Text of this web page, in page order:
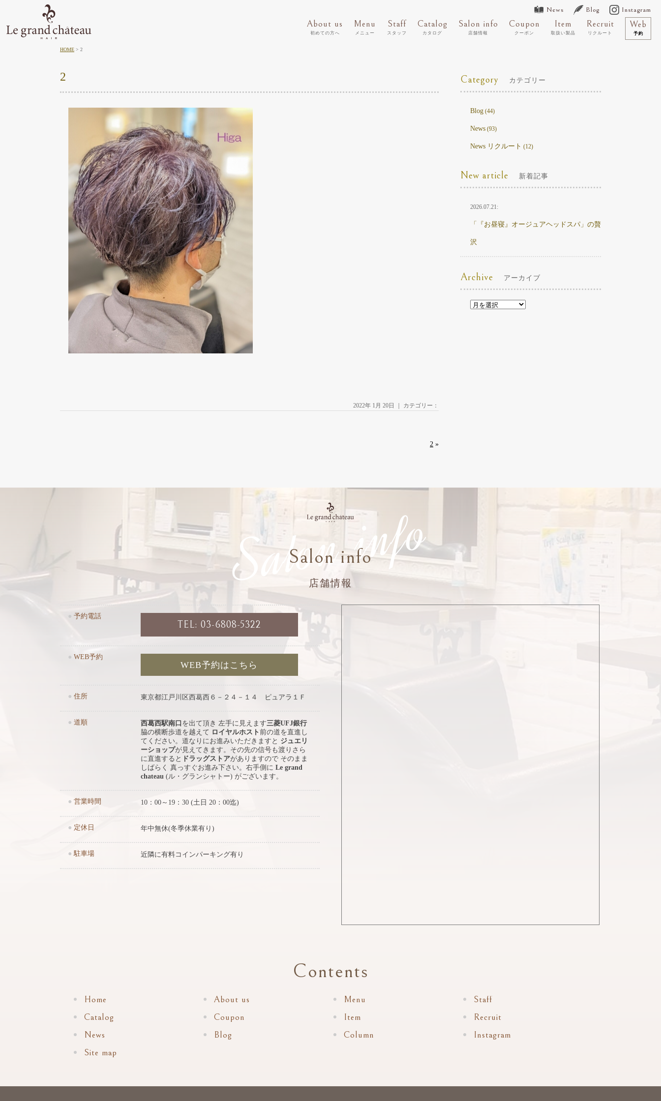
News Blog Instagram
About us
初めての方へ
Menu
メニュー
Staff
スタッフ
Catalog
カタログ
Salon info
店舗情報
Coupon
クーポン
Item
取扱い製品
Recruit
リクルート
Web
予約
HOME 2
2
2022年 1月 20日 ｜ カテゴリー：
2 »
Category カテゴリー
Blog (44)
News (93)
News リクルート (12)
New article 新着記事
2026.07.21:
「『お昼寝』オージュアヘッドスパ」の贅
沢
Archive アーカイブ
Salon info
Salon info
店舗情報
● 予約電話
TEL: 03-6808-5322
● WEB予約
WEB予約はこちら
● 住所 東京都江戸川区西葛西６－２４－１４ ピュアラ１Ｆ
● 道順 西葛西駅南口 を出て頂き 左手に見えます三菱UFJ銀行
脇の横断歩道を越えて ロイヤルホスト 前の道を直進し
てください。道なりにお進みいただきますと ジュエリ
ーショップが見えてきます。その先の信号も渡りさら
に直進すると ドラッグストアがありますので そのまま
しばらく 真っすぐお進み下さい。右手側に Le grand
chateau (ル・グランシャトー) がございます。
● 営業時間 10：00～19：30 (土日 20：00迄)
● 定休日 年中無休(冬季休業有り)
● 駐車場 近隣に有料コインパーキング有り
Contents
Home About us Menu
Staff
Catalog
Coupon Item
Recruit
News
Blog Column
Instagram
Site map